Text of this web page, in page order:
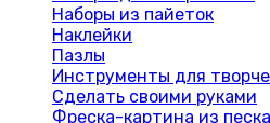
Наборы из пайеток
Наклейки
Пазлы
Инструменты для
Сделать своими руками
Фреска-картина из песка